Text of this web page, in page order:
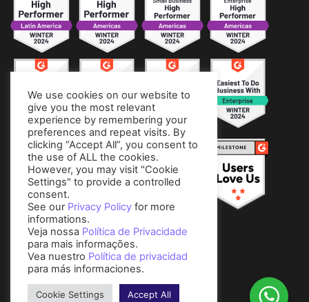
We use cookies on our website to
give you the most relevant
experience by remembering your
preferences and repeat visits. By
clicking “Accept All”, you consent to
the use of ALL the cookies.
However, you may visit "Cookie
Settings" to provide a controlled
consent.
See our Privacy Policy for more
informations.
Veja nossa Política de Privacidade
para mais informações.
Vea nuestro Política de privacidad
para más informaciones.
Cookie Settings Accept All